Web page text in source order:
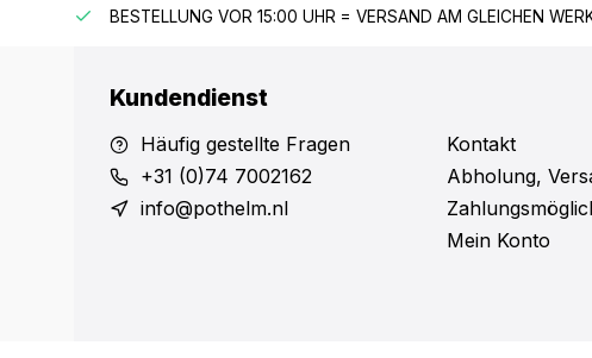
BESTELLUNG VOR 15:00 UHR = VERSAND AM GLEICHEN
Kundendienst
Häufig gestellte Fragen
+31 (0)74 7002162
info@pothelm.nl
Kontakt
Abholung,
Mein Konto